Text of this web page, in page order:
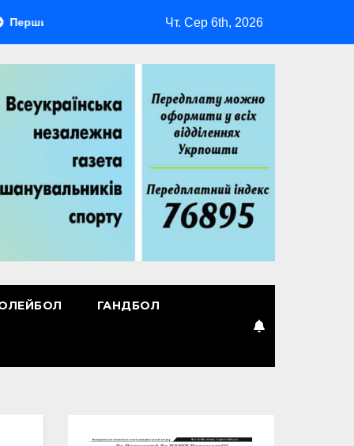
лідер Повернення Мудрика Втрачені ілюзії
Чт. Сер 6th, 2026
ГАНДБОЛ